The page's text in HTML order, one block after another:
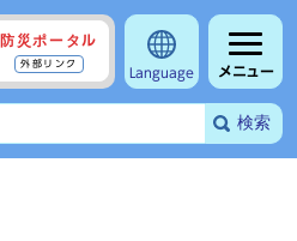
防災ポータル
外部リンク
Language メニュー
検索